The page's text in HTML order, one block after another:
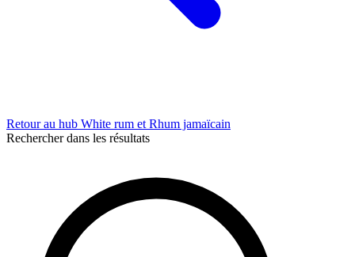
Retour au hub White rum et Rhum jamaïcain
Rechercher dans les résultats